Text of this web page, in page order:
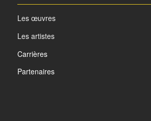
Les œuvres
Les artistes
Carrières
Partenaires